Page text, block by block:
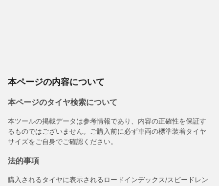
本ページの内容について
本ページのタイヤ検索について
本ツールの掲載データは参考情報であり、内容の正確性を保証す
るものではございません。ご購入前に必ず車両の標準装着タイヤ
サイズをご自身でご確認ください。
法的事項
購入されるタイヤに表示されるロードインデックス/スピードレン